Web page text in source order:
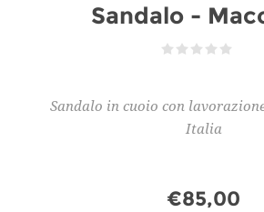
Sandalo -
Sandalo in cuoio con
Italia
€85,00